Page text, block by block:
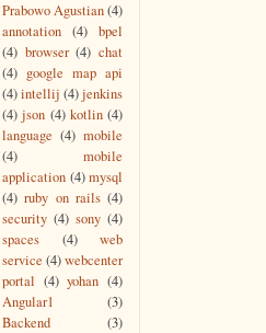
Prabowo Agustian(4)
annotation (4) bpel
(4) browser (4) chat
(4) google map api
(4)intellij (4)jenkins
(4) json (4) kotlin (4)
language (4) mobile
(4)
mobile
application (4) mysql
(4) ruby on rails (4)
security (4) sony (4)
spaces
(4)
web
service (4)webcenter
portal (4) yohan (4)
Angular1
(3)
Backend
(3)